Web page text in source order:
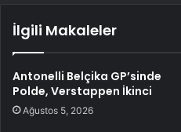
İlgili Makaleler
Antonelli Belçika GP’sinde
Polde, Verstappen İkinci
Ağustos 5, 2026